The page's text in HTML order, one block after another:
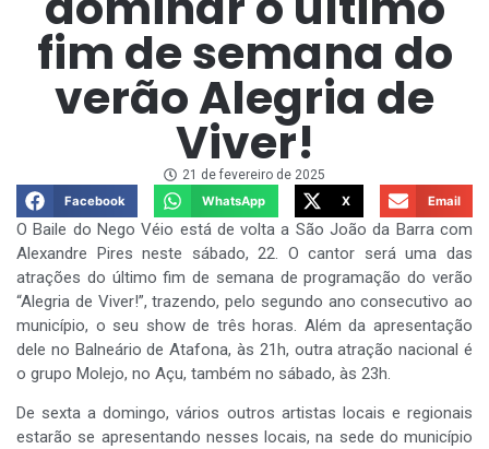
fim de semana do
verão Alegria de
Viver!
21 de fevereiro de 2025
Facebook
WhatsApp X Email
O Baile do Nego Véio está de volta a São João da Barra com
Alexandre Pires neste sábado, 22. O cantor será uma das
atrações do último fim de semana de programação do verão
“Alegria de Viver!”, trazendo, pelo segundo ano consecutivo ao
município, o seu show de três horas. Além da apresentação
dele no Balneário de Atafona, às 21h, outra atração nacional é
o grupo Molejo, no Açu, também no sábado, às 23h.
De sexta a domingo, vários outros artistas locais e regionais
estarão se apresentando nesses locais, na sede do município